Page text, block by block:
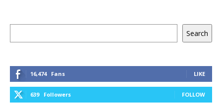
Search
16,474 Fans LIKE
639 Followers FOLLOW